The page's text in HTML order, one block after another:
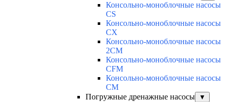
Консольно-моноблочные насосы
CS
Консольно-моноблочные насосы
CX
Консольно-моноблочные насосы
2CM
Консольно-моноблочные насосы
CFM
Консольно-моноблочные насосы
CM
Погружные дренажные насосы
▼